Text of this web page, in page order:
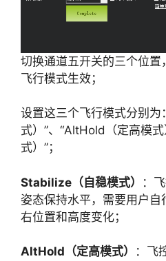
切换通道五开关的三个位
飞行模式生效；
设置这三个飞行模式分别
式）”、“AltHold（定高模
式）”；
Stabilize（自稳模式）
：
姿态保持水平，需要用户
右位置和高度变化；
AltHold（定高模式）
：飞